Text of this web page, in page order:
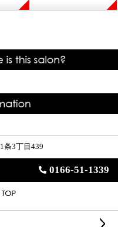
条3丁目439
0166-51-1339